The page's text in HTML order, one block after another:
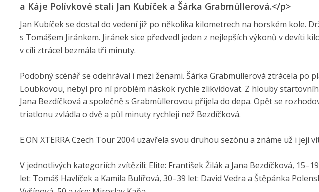
a Káje Polívkové stali Jan Kubíček a Šárka Grabmüllerová.</p>
Jan Kubíček se dostal do vedení již po několika kilometrech na horském kole.
s Tomášem Jiránkem. Jiránek sice předvedl jeden z nejlepších výkonů v devíti
v cíli ztrácel bezmála tři minuty.
Podobný scénář se odehrával i mezi ženami. Šárka Grabmüllerová ztrácela po
Loubkovou, nebyl pro ní problém náskok rychle zlikvidovat. Z hlouby
Jana Bezdíčková a společně s Grabmüllerovou přijela do depa. Opět se
triatlonu zvládla o dvě a půl minuty rychleji než Bezdíčková.
E.ON XTERRA Czech Tour 2004 uzavřela svou druhou sezónu a známe už i její
V jednotlivých kategoriích zvítězili: Elite: František Žilák a Jana Bezdíčková,
let: Tomáš Havlíček a Kamila Bulířová, 30–39 let: David Vedra a Štěpánka